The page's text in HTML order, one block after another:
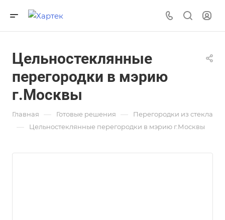
Цельностеклянные
перегородки в мэрию
г.Москвы
Главная — Готовые решения — Перегородки из стекла
— Цельностеклянные перегородки в мэрию г.Москвы